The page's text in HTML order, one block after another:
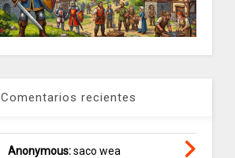
Comentarios recientes
Anonymous:saco wea